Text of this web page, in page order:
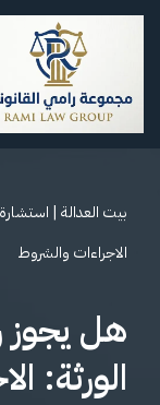
إلى
بيت العدالة |
الاجراءات والشروط
هل يجوز
الورثة: